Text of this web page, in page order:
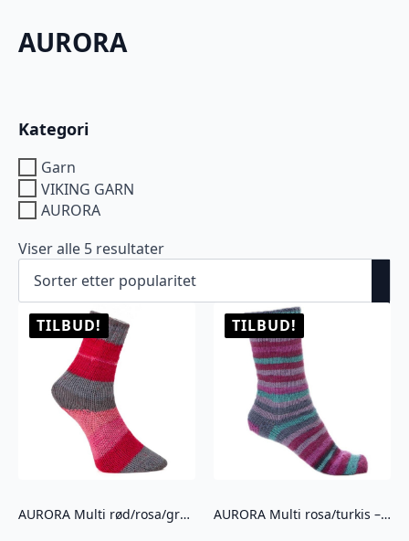
AURORA
Kategori
Garn
VIKING GARN
AURORA
Viser alle 5 resultaterSortert
propularitet
TILBUD!
AURORA Multi rød/rosa/grå – 654
TILBUD!
AURORA Multi rosa/turkis – 672